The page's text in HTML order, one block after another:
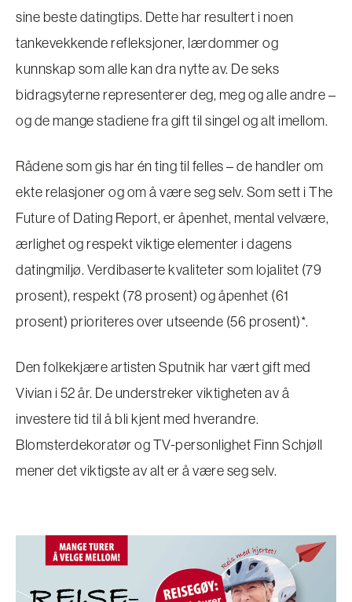
sine beste datingtips. Dette har resultert i noen
tankevekkende refleksjoner, lærdommer og
kunnskap som alle kan dra nytte av. De seks
bidragsyterne representerer deg, meg og alle andre –
og de mange stadiene fra gift til singel og alt imellom.
Rådene som gis har én ting til felles – de handler om
ekte relasjoner og om å være seg selv. Som sett i The
Future of Dating Report, er åpenhet, mental velvære,
ærlighet og respekt viktige elementer i dagens
datingmiljø. Verdibaserte kvaliteter som lojalitet (79
prosent), respekt (78 prosent) og åpenhet (61
prosent) prioriteres over utseende (56 prosent)*.
Den folkekjære artisten Sputnik har vært gift med
Vivian i 52 år. De understreker viktigheten av å
investere tid til å bli kjent med hverandre.
Blomsterdekoratør og TV-personlighet Finn Schjøll
mener det viktigste av alt er å være seg selv.